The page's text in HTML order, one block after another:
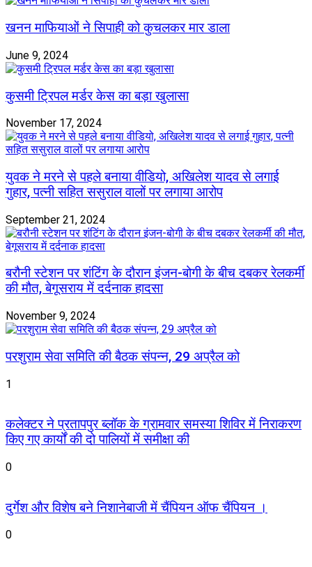
खनन माफियाओं ने सिपाही को कुचलकर मार डाला
June 9, 2024
कुसमी ट्रिपल मर्डर केस का बड़ा खुलासा
November 17, 2024
युवक ने मरने से पहले बनाया वीडियो, अखिलेश यादव से लगाई
गुहार, पत्नी सहित ससुराल वालों पर लगाया आरोप
September 21, 2024
बरौनी स्टेशन पर शंटिंग के दौरान इंजन-बोगी के बीच दबकर रेलकर्मी
की मौत, बेगूसराय में दर्दनाक हादसा
November 9, 2024
परशुराम सेवा समिति की बैठक संपन्न, 29 अप्रैल को
1
कलेक्टर ने प्रतापपुर ब्लॉक के ग्रामवार समस्या शिविर में निराकरण
किए गए कार्यों की दो पालियों में समीक्षा की
0
दुर्गेश और विशेष बने निशानेबाजी में चैंपियन ऑफ चैंपियन ।
0